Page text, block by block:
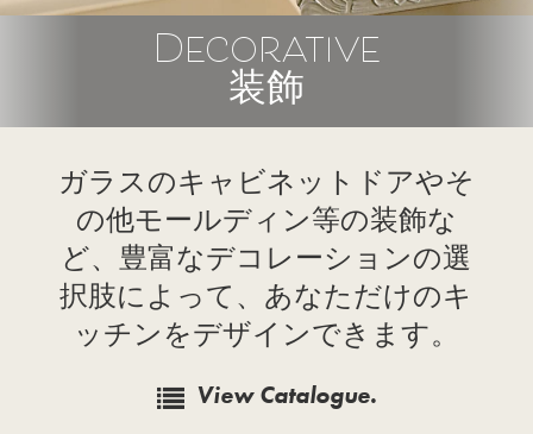
Decorative
装飾
ガラスのキャビネットドアやそ
の他モールディン等の装飾な
ど、豊富なデコレーションの選
択肢によって、あなただけのキ
ッチンをデザインできます。
View Catalogue.